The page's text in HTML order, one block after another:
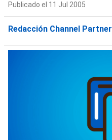
Publicado el 11 Jul 2005
Redacción Channel Partner